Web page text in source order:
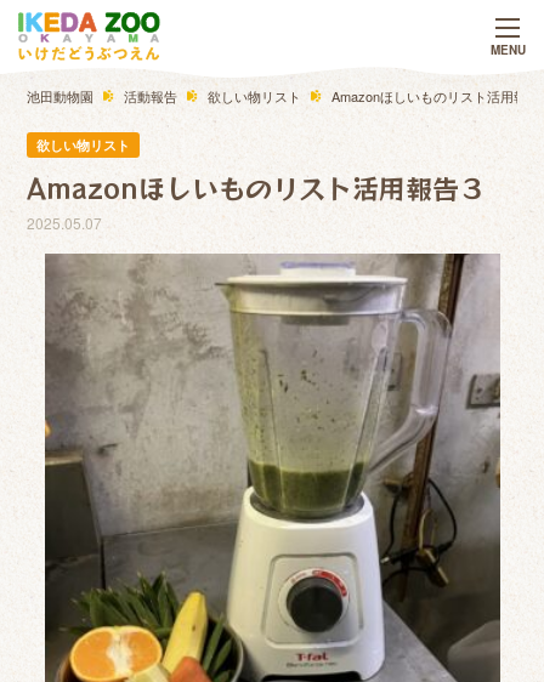
池田動物園 活動報告 欲しい物リスト Amazonほしいものリスト活用報告
欲しい物リスト
Amazonほしいものリスト活用報告３
2025.05.07